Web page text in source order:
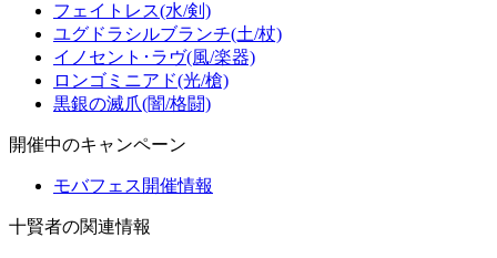
フェイトレス(水/剣)
ユグドラシルブランチ(土/杖)
イノセント･ラヴ(風/楽器)
ロンゴミニアド(光/槍)
黒銀の滅爪(闇/格闘)
開催中のキャンペーン
モバフェス開催情報
十賢者の関連情報